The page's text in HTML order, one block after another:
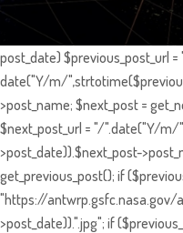
post_date) $previous_post_url =
date("Y/m/
>post_name; $next_post =
$next_post_url = "/".date("Y/
>post_date)).$next_post-
get_previous_post(); if
"https://antwrp.gsfc.nasa.gov/
>post_date)).".jpg"; if